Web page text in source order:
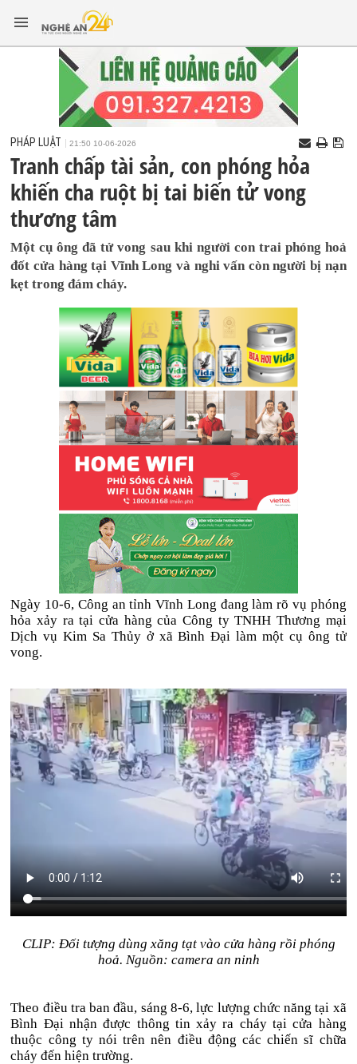
PHÁP LUẬT 21:50 10-06-2026
Tranh chấp tài sản, con phóng hỏa
khiến cha ruột bị tai biến tử vong
thương tâm
Một cụ ông đã tử vong sau khi người con trai phóng hoả
đốt cửa hàng tại Vĩnh Long và nghi vấn còn người bị nạn
kẹt trong đám cháy.
Ngày 10-6, Công an tỉnh Vĩnh Long đang làm rõ vụ phóng
hỏa xảy ra tại cửa hàng của Công ty TNHH Thương mại
Dịch vụ Kim Sa Thủy ở xã Bình Đại làm một cụ ông tử
vong.
CLIP: Đối tượng dùng xăng tạt vào cửa hàng rồi phóng
hoả. Nguồn: camera an ninh
Theo điều tra ban đầu, sáng 8-6, lực lượng chức năng tại xã
Bình Đại nhận được thông tin xảy ra cháy tại cửa hàng
thuộc công ty nói trên nên điều động các chiến sĩ chữa
cháy đến hiện trường.